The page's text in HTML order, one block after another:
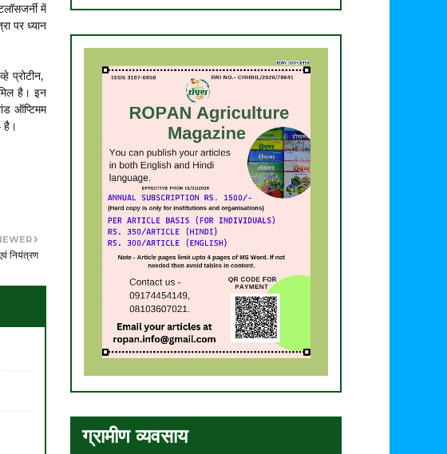
में
पर ध्यान
प्रोटीन,
है। इन
ऑप्टिमम
है।
नियंत्रण
ग्रामीण व्यवसाय